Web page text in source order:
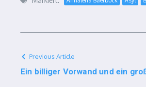
Previous Article
Ein billiger Vorwand und ein